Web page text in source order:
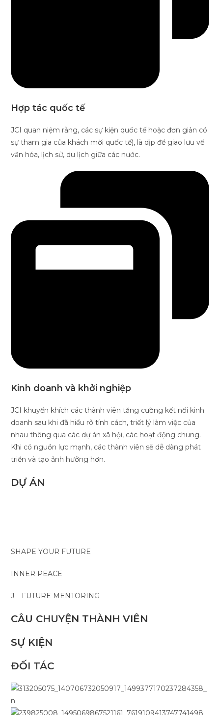
Hợp tác quốc tế
JCI quan niệm rằng, các sự kiện quốc tế hoặc đơn giản có
sự tham gia của khách mời quốc tế), là dịp để giao lưu về
văn hóa, lịch sử, du lịch giữa các nước.
Kinh doanh và khởi nghiệp
JCI khuyến khích các thành viên tăng cường kết nối kinh
doanh sau khi đã hiểu rõ tính cách, triết lý làm việc của
nhau thông qua các dự án xã hội, các hoạt động chung.
Khi có nguồn lực mạnh, các thành viên sẽ dễ dàng phát
triển và tạo ảnh hưởng hơn.
DỰ ÁN
SHAPE YOUR FUTURE
INNER PEACE
J – FUTURE MENTORING
CÂU CHUYỆN THÀNH VIÊN
SỰ KIỆN
ĐỐI TÁC